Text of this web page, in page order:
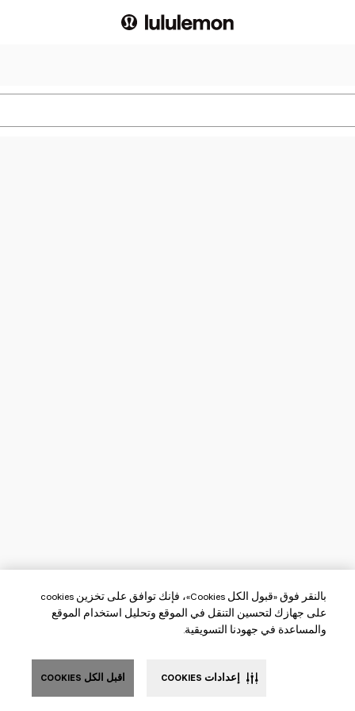
بالنقر فوق «قبول الكل Cookies»، فإنك توافق على تخزين cookies
على جهازك لتحسين التنقل في الموقع وتحليل استخدام الموقع
والمساعدة في جهودنا التسويقية.
اقبل الكل COOKIES إعدادات COOKIES